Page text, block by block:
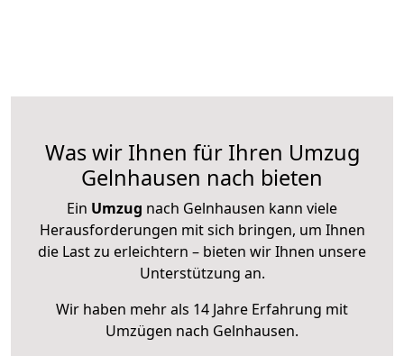
Was wir Ihnen für Ihren Umzug
Gelnhausen nach bieten
Ein Umzug nach Gelnhausen kann viele
Herausforderungen mit sich bringen, um Ihnen
die Last zu erleichtern – bieten wir Ihnen unsere
Unterstützung an.
Wir haben mehr als 14 Jahre Erfahrung mit
Umzügen nach Gelnhausen.